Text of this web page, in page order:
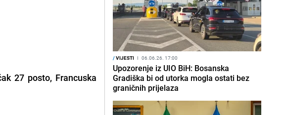
27 posto, Francuska
/VIJESTI I 06.06.26. 17:00
Upozorenje iz UIO BiH: Bosanska
Gradiška bi od utorka mogla ostati bez
graničnih prijelaza